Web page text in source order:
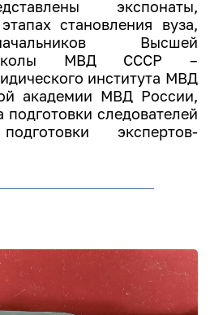
экспонаты,
становления вуза,
Высшей
школы МВД СССР –
института МВД
академии МВД России,
подготовки следователей
экспертов-